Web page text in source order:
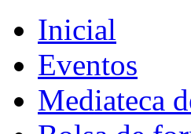
Inicial
Eventos
Mediateca